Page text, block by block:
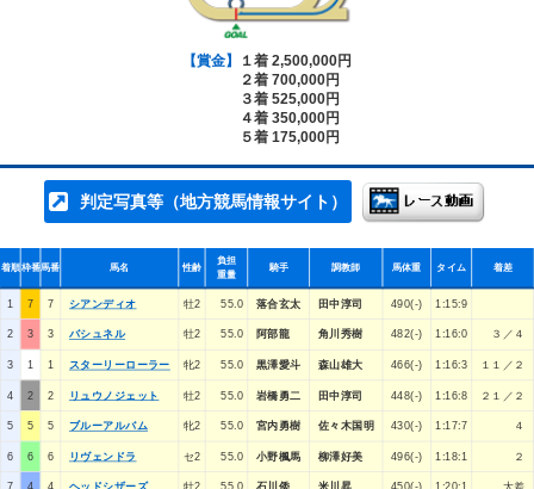
【賞金】
１着 2,500,000円
２着 700,000円
３着 525,000円
４着 350,000円
５着 175,000円
判定写真等（地方競馬情報サイト）
着順枠番馬番 馬名 性齢
負担
重量
騎手 調教師 馬体重 タイム 着差
1 7 7 シアンディオ 牡2 55.0 落合玄太 田中淳司 490(-) 1:15:9
2 3 3 バシュネル 牡2 55.0 阿部龍 角川秀樹 482(-) 1:16:0 ３／４
3 1 1 スターリーローラー 牝2 55.0 黒澤愛斗 森山雄大 466(-) 1:16:3 １１／２
4 2 2 リュウノジェット 牡2 55.0 岩橋勇二 田中淳司 448(-) 1:16:8 ２１／２
5 5 5 ブルーアルバム 牝2 55.0 宮内勇樹 佐々木国明 430(-) 1:17:7 ４
6 6 6 リヴェンドラ セ2 55.0 小野楓馬 柳澤好美 496(-) 1:18:1 ２